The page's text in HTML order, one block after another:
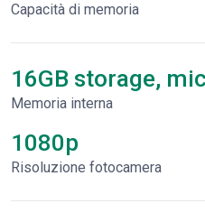
Capacità di memoria
16GB storage,
Memoria interna
1080p
Risoluzione fotocamera